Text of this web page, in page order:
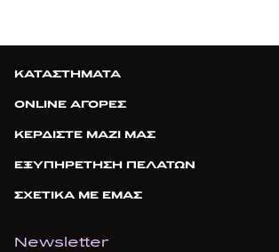
ΚΑΤΑΣΤΗΜΑΤΑ
ONLINE ΑΓΟΡΕΣ
ΚΕΡΔΙΣΤΕ ΜΑΖΙ ΜΑΣ
ΕΞΥΠΗΡΕΤΗΣΗ ΠΕΛΑΤΩΝ
ΣΧΕΤΙΚΑ ΜΕ ΕΜΑΣ
Newsletter